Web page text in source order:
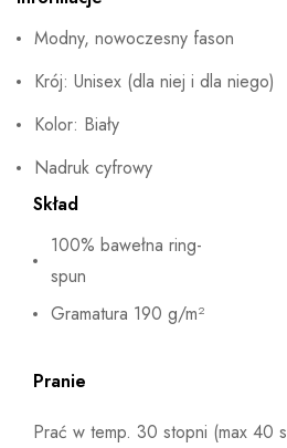
Modny, nowoczesny fason
Krój: Unisex (dla niej i dla niego)
Kolor: Biały
Nadruk cyfrowy
Skład
100% bawełna ring-
spun
Gramatura 190 g/m²
Pranie
Prać w temp. 30 stopni (max 40